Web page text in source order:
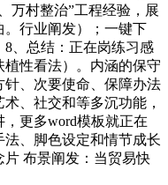
万村整治”工程经验，展
行业阐发）；一键下
、总结：正在岗练习感
性看法）。内涵的保守
、次要使命、保障办法
、社交和等多沉功能，
更多word模板就正在
、脚色设定和情节成长
布景阐发：当贸易快